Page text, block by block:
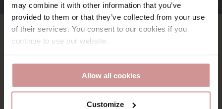
may combine it with other information that you’ve
provided to them or that they’ve collected from your use
of their services. You consent to our cookies if you
continue to use our website.
Allow all cookies
Customize
Svit med utsikt mot poolområdet